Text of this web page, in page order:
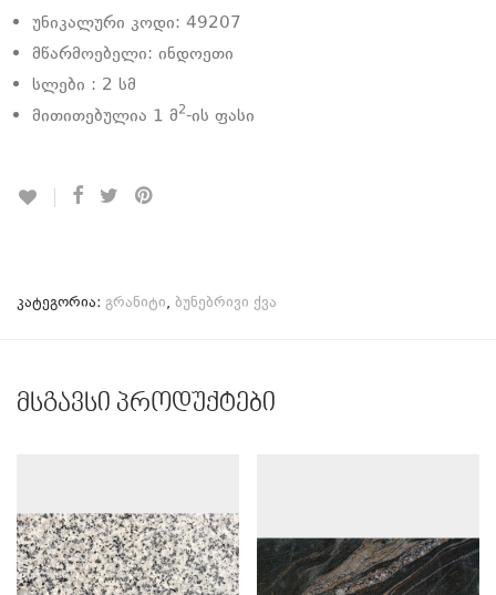
უნიკალური კოდი: 49207
მწარმოებელი: ინდოეთი
სლები : 2 სმ
მითითებულია 1 მ2-ის ფასი
კატეგორია: გრანიტი, ბუნებრივი ქვა
მსგავსი პროდუქტები